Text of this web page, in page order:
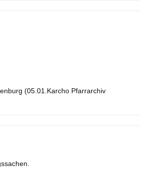
(05.01.Karcho Pfarrarchiv